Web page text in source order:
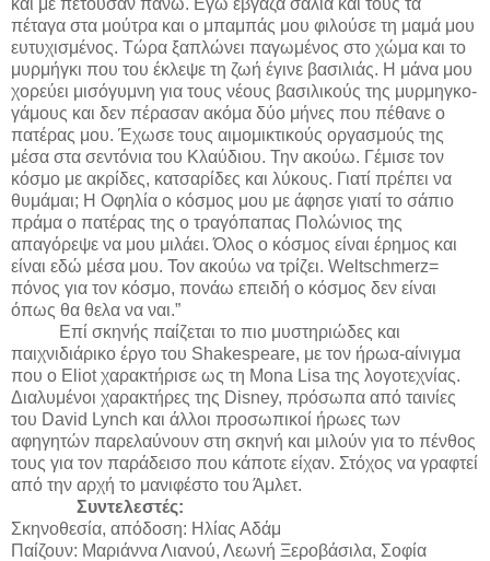
και με πετούσαν πάνω. Eγώ έβγαζα σάλια και τους τα
πέταγα στα μούτρα και ο μπαμπάς μου φιλούσε τη μαμά μου
ευτυχισμένος. Τώρα ξαπλώνει παγωμένος στο χώμα και το
μυρμήγκι που του έκλεψε τη ζωή έγινε βασιλιάς. Η μάνα μου
χορεύει μισόγυμνη για τους νέους βασιλικούς της μυρμηγκο-
γάμους και δεν πέρασαν ακόμα δύο μήνες που πέθανε ο
πατέρας μου. Έχωσε τους αιμομικτικούς οργασμούς της
μέσα στα σεντόνια του Κλαύδιου. Την ακούω. Γέμισε τον
κόσμο με ακρίδες, κατσαρίδες και λύκους. Γιατί πρέπει να
θυμάμαι; Η Οφηλία ο κόσμος μου με άφησε γιατί το σάπιο
πράμα ο πατέρας της ο τραγόπαπας Πολώνιος της
απαγόρεψε να μου μιλάει. Όλος ο κόσμος είναι έρημος και
είναι εδώ μέσα μου. Τον ακούω να τρίζει. Weltschmerz=
πόνος για τον κόσμο, πονάω επειδή ο κόσμος δεν είναι
όπως θα θελα να ναι.”
Επί σκηνής παίζεται το πιο μυστηριώδες και
παιχνιδιάρικο έργο του Shakespeare, με τον ήρωα-αίνιγμα
που ο Eliot χαρακτήρισε ως τη Mona Lisa της λογοτεχνίας.
Διαλυμένοι χαρακτήρες της Disney, πρόσωπα από ταινίες
του David Lynch και άλλοι προσωπικοί ήρωες των
αφηγητών παρελαύνουν στη σκηνή και μιλούν για το πένθος
τους για τον παράδεισο που κάποτε είχαν. Στόχος να γραφτεί
από την αρχή το μανιφέστο του Άμλετ.
Συντελεστές:
Σκηνοθεσία, απόδοση: Ηλίας Αδάμ
Παίζουν: Μαριάννα Λιανού, Λεωνή Ξεροβάσιλα, Σοφία